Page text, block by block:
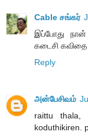
Cable சங்கர்
இப்போது நான்
கடைசி கவிதை
Reply
அன்பேசிவம்
raittu thala,
koduthikiren.